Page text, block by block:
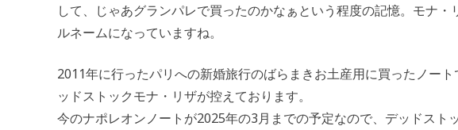
して、じゃあグランパレで買ったのかなぁという程度の記憶。モナ
ルネームになっていますね。
2011年に行ったパリへの新婚旅行のばらまきお土産用に買ったノー
ッドストックモナ・リザが控えております。
今のナポレオンノートが2025年の3月までの予定なので、デッドスト